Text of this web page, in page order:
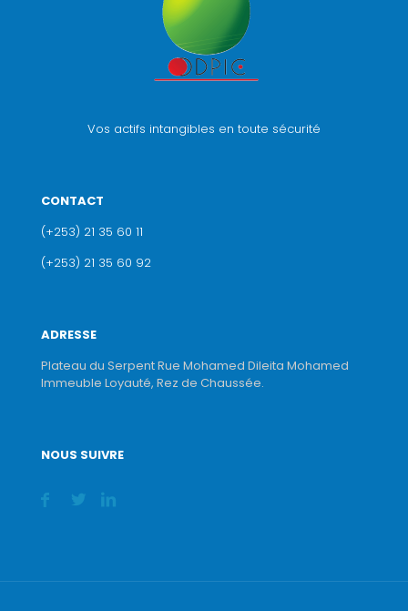
Vos actifs intangibles en toute sécurité
CONTACT
(+253) 21 35 60 11
(+253) 21 35 60 92
ADRESSE
Plateau du Serpent Rue Mohamed Dileita Mohamed
Immeuble Loyauté, Rez de Chaussée.
NOUS SUIVRE